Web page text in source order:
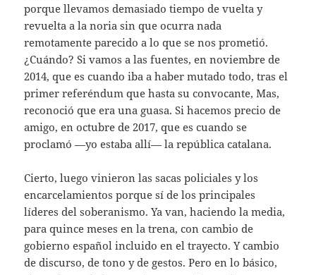
porque llevamos demasiado tiempo de vuelta y
revuelta a la noria sin que ocurra nada
remotamente parecido a lo que se nos prometió.
¿Cuándo? Si vamos a las fuentes, en noviembre de
2014, que es cuando iba a haber mutado todo, tras el
primer referéndum que hasta su convocante, Mas,
reconoció que era una guasa. Si hacemos precio de
amigo, en octubre de 2017, que es cuando se
proclamó —yo estaba allí— la república catalana.
Cierto, luego vinieron las sacas policiales y los
encarcelamientos porque sí de los principales
líderes del soberanismo. Ya van, haciendo la media,
para quince meses en la trena, con cambio de
gobierno español incluido en el trayecto. Y cambio
de discurso, de tono y de gestos. Pero en lo básico,